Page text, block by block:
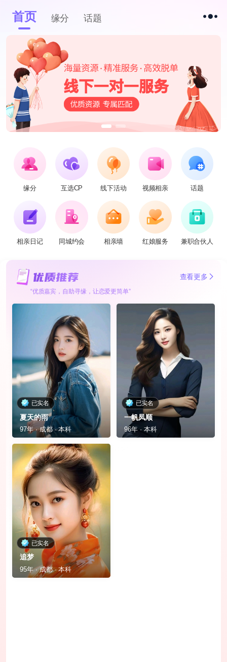
首页 缘分 话题
缘分 互选CP 线下活动 视频相亲 话题
相亲日记 同城约会 相亲墙 红娘服务 兼职合伙人
查看更多
“优质嘉宾，自助寻缘，让恋爱更简单”
已实名
夏天的雨
97年 · 成都 · 本科
已实名
一帆凤顺
96年 · 本科
已实名
追梦
95年 · 成都 · 本科